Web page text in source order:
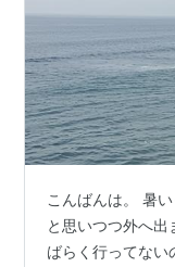
こんばんは。 暑
と思いつつ外へ
ばらく行ってない